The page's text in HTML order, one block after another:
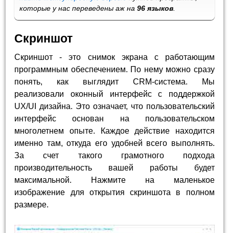
которые у нас переведены аж на96 языков
Скриншот
Скриншот - это снимок экрана с работающим
программным обеспечением. По нему можно сразу
понять, как выглядит CRM-система. Мы
реализовали оконный интерфейс с поддержкой
UX/UI дизайна. Это означает, что пользовательский
интерфейс основан на пользовательском
многолетнем опыте. Каждое действие находится
именно там, откуда его удобней всего выполнять.
За счет такого грамотного подхода
производительность вашей работы будет
максимальной. Нажмите на маленькое
изображение для открытия скриншота в полном
размере.